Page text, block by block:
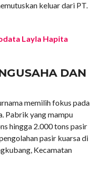
keluar dari PT.
Layla Hapita
DAN
memilih fokus pada
Pabrik yang mampu
hingga 2.000 tons pasir
pasir kuarsa di
Kecamatan